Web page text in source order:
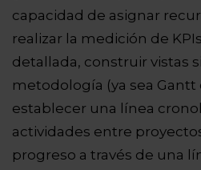
capacidad de asignar
realizar la medición de
detallada, construir vistas
metodología (ya sea Gantt
establecer una línea
actividades entre
progreso a través de una